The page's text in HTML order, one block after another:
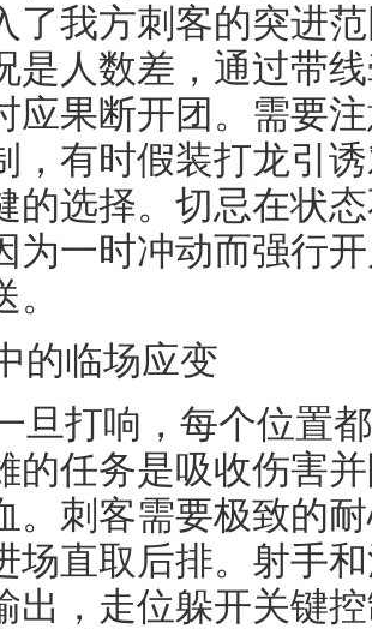
了我方刺客的突进
是人数差，通过带
应果断开团。需要
，有时假装打龙引
的选择。切忌在状
为一时冲动而强行
的临场应变
旦打响，每个位置
的任务是吸收伤害
。刺客需要极致的
场直取后排。射手
出，走位躲开关键